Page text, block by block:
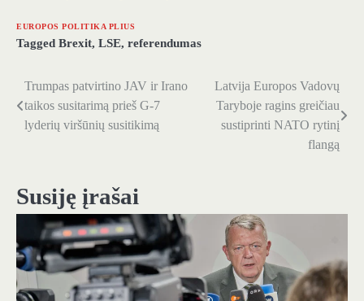
EUROPOS POLITIKA PLIUS
Tagged Brexit, LSE, referendumas
Navigacija
tarp
Trumpas patvirtino JAV ir Irano
taikos susitarimą prieš G-7
lyderių viršūnių susitikimą
Latvija Europos Vadovų
Taryboje ragins greičiau
sustiprinti NATO rytinį
flangą
Susiję įrašai